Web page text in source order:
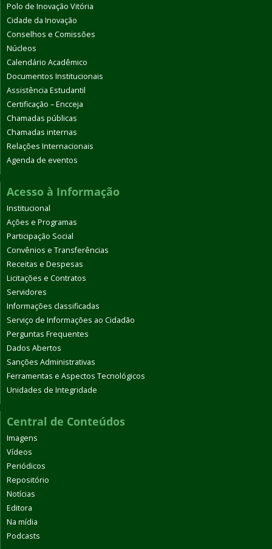
Polo de Inovação Vitória
Cidade da Inovação
Conselhos e Comissões
Núcleos
Calendário Acadêmico
Documentos Institucionais
Assistência Estudantil
Certificação – Encceja
Chamadas públicas
Chamadas internas
Relações Internacionais
Agenda de eventos
Acesso à Informação
Institucional
Ações e Programas
Participação Social
Convênios e Transferências
Receitas e Despesas
Licitações e Contratos
Servidores
Informações classificadas
Serviço de Informações ao Cidadão
Perguntas Frequentes
Dados Abertos
Sanções Administrativas
Ferramentas e Aspectos Tecnológicos
Unidades de Integridade
Central de Conteúdos
Imagens
Vídeos
Periódicos
Repositório
Notícias
Editora
Na mídia
Podcasts